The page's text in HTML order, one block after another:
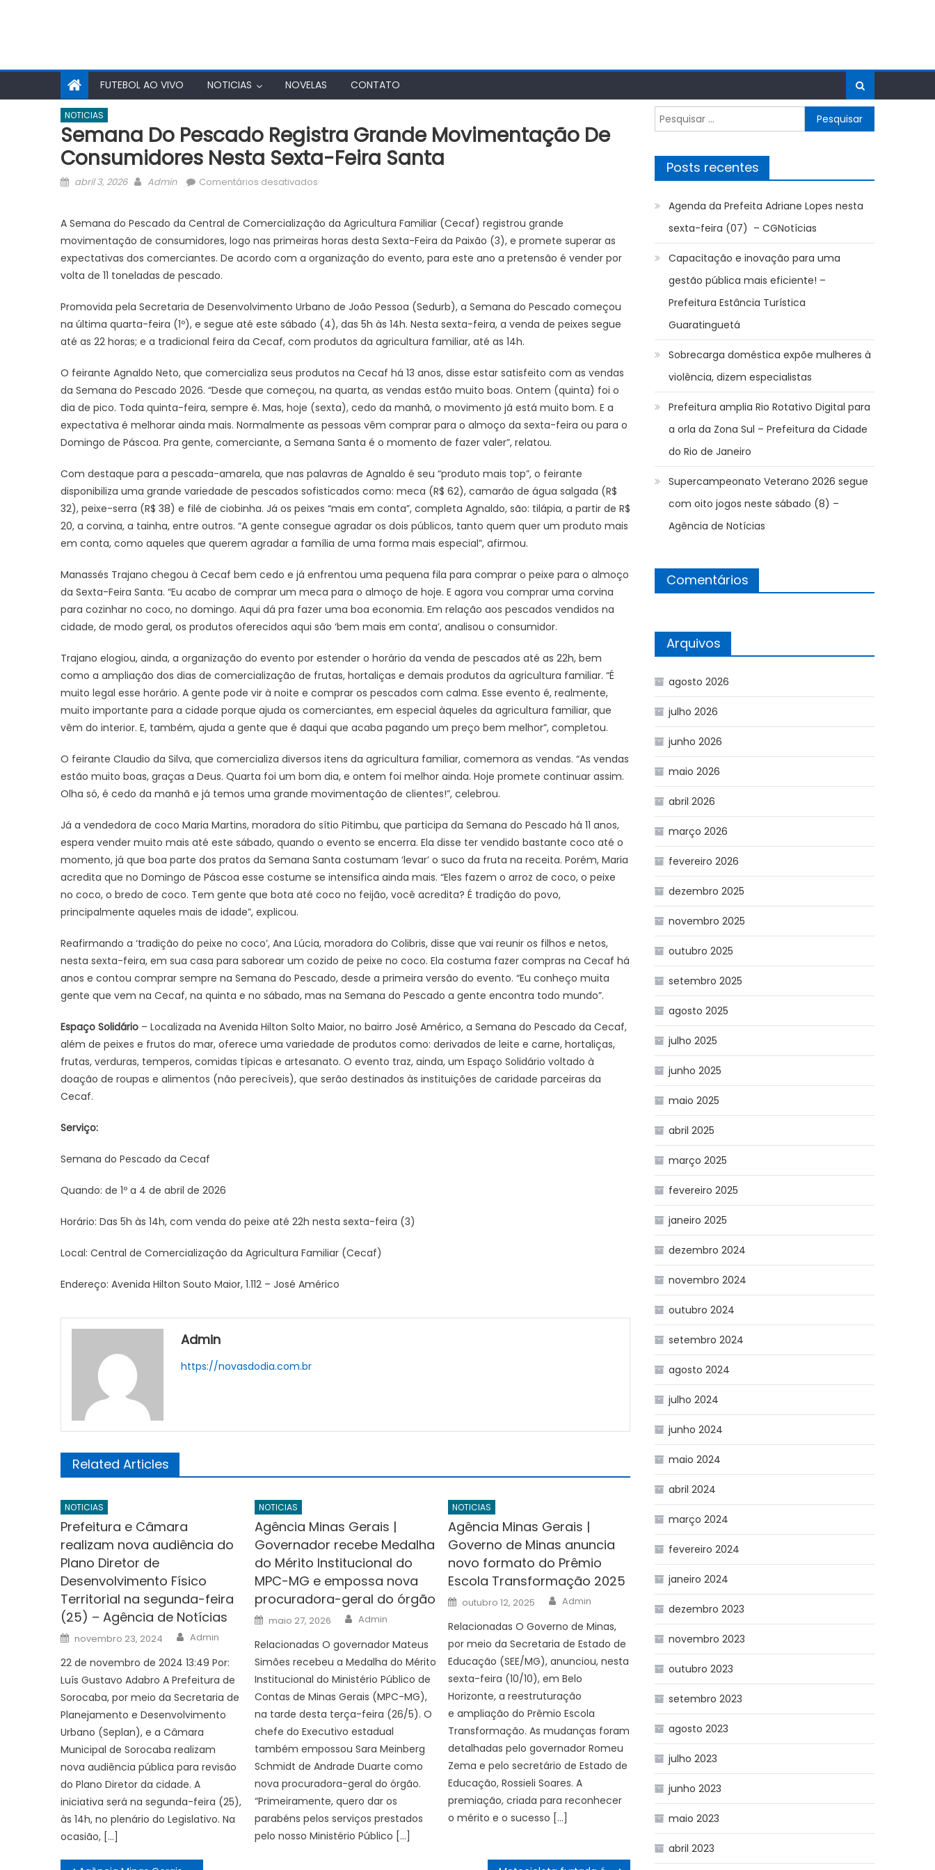
FUTEBOL AO VIVO NOTICIAS NOVELAS CONTATO
NOTICIAS
Semana Do Pescado Registra Grande Movimentação De
Consumidores Nesta Sexta-Feira Santa
Posted
abril 3, 2026 Author
Admin Comentários desativados
Pescado
registra
grande
consumidores
nesta
Sexta-
Santa
A Semana do Pescado da Central de Comercialização da Agricultura Familiar (Cecaf) registrou grande
movimentação de consumidores, logo nas primeiras horas desta Sexta-Feira da Paixão (3), e promete superar as
expectativas dos comerciantes. De acordo com a organização do evento, para este ano a pretensão é vender por
volta de 11 toneladas de pescado.
Promovida pela Secretaria de Desenvolvimento Urbano de João Pessoa (Sedurb), a Semana do Pescado começou
na última quarta-feira (1º), e segue até este sábado (4), das 5h às 14h. Nesta sexta-feira, a venda de peixes segue
até as 22 horas; e a tradicional feira da Cecaf, com produtos da agricultura familiar, até as 14h.
O feirante Agnaldo Neto, que comercializa seus produtos na Cecaf há 13 anos, disse estar satisfeito com as vendas
da Semana do Pescado 2026. “Desde que começou, na quarta, as vendas estão muito boas. Ontem (quinta) foi o
dia de pico. Toda quinta-feira, sempre é. Mas, hoje (sexta), cedo da manhã, o movimento já está muito bom. E a
expectativa é melhorar ainda mais. Normalmente as pessoas vêm comprar para o almoço da sexta-feira ou para o
Domingo de Páscoa. Pra gente, comerciante, a Semana Santa é o momento de fazer valer”, relatou.
Com destaque para a pescada-amarela, que nas palavras de Agnaldo é seu “produto mais top”, o feirante
disponibiliza uma grande variedade de pescados sofisticados como: meca (R$ 62), camarão de água salgada (R$
32), peixe-serra (R$ 38) e filé de ciobinha. Já os peixes “mais em conta”, completa Agnaldo, são: tilápia, a partir de R$
20, a corvina, a tainha, entre outros. “A gente consegue agradar os dois públicos, tanto quem quer um produto mais
em conta, como aqueles que querem agradar a família de uma forma mais especial”, afirmou.
Manassés Trajano chegou à Cecaf bem cedo e já enfrentou uma pequena fila para comprar o peixe para o almoço
da Sexta-Feira Santa. “Eu acabo de comprar um meca para o almoço de hoje. E agora vou comprar uma corvina
para cozinhar no coco, no domingo. Aqui dá pra fazer uma boa economia. Em relação aos pescados vendidos na
cidade, de modo geral, os produtos oferecidos aqui são ‘bem mais em conta’, analisou o consumidor.
Trajano elogiou, ainda, a organização do evento por estender o horário da venda de pescados até as 22h, bem
como a ampliação dos dias de comercialização de frutas, hortaliças e demais produtos da agricultura familiar. “É
muito legal esse horário. A gente pode vir à noite e comprar os pescados com calma. Esse evento é, realmente,
muito importante para a cidade porque ajuda os comerciantes, em especial àqueles da agricultura familiar, que
vêm do interior. E, também, ajuda a gente que é daqui que acaba pagando um preço bem melhor”, completou.
O feirante Claudio da Silva, que comercializa diversos itens da agricultura familiar, comemora as vendas. “As vendas
estão muito boas, graças a Deus. Quarta foi um bom dia, e ontem foi melhor ainda. Hoje promete continuar assim.
Olha só, é cedo da manhã e já temos uma grande movimentação de clientes!”, celebrou.
Já a vendedora de coco Maria Martins, moradora do sítio Pitimbu, que participa da Semana do Pescado há 11 anos,
espera vender muito mais até este sábado, quando o evento se encerra. Ela disse ter vendido bastante coco até o
momento, já que boa parte dos pratos da Semana Santa costumam ‘levar’ o suco da fruta na receita. Porém, Maria
acredita que no Domingo de Páscoa esse costume se intensifica ainda mais. “Eles fazem o arroz de coco, o peixe
no coco, o bredo de coco. Tem gente que bota até coco no feijão, você acredita? É tradição do povo,
principalmente aqueles mais de idade”, explicou.
Reafirmando a ‘tradição do peixe no coco’, Ana Lúcia, moradora do Colibris, disse que vai reunir os filhos e netos,
nesta sexta-feira, em sua casa para saborear um cozido de peixe no coco. Ela costuma fazer compras na Cecaf há
anos e contou comprar sempre na Semana do Pescado, desde a primeira versão do evento. “Eu conheço muita
gente que vem na Cecaf, na quinta e no sábado, mas na Semana do Pescado a gente encontra todo mundo”.
Espaço Solidário – Localizada na Avenida Hilton Solto Maior, no bairro José Américo, a Semana do Pescado da Cecaf,
além de peixes e frutos do mar, oferece uma variedade de produtos como: derivados de leite e carne, hortaliças,
frutas, verduras, temperos, comidas típicas e artesanato. O evento traz, ainda, um Espaço Solidário voltado à
doação de roupas e alimentos (não perecíveis), que serão destinados às instituições de caridade parceiras da
Cecaf.
Serviço:
Semana do Pescado da Cecaf
Quando: de 1º a 4 de abril de 2026
Horário: Das 5h às 14h, com venda do peixe até 22h nesta sexta-feira (3)
Local: Central de Comercialização da Agricultura Familiar (Cecaf)
Endereço: Avenida Hilton Souto Maior, 1.112 – José Américo
Admin
https://novasdodia.com.br
Related Articles
NOTICIAS
Prefeitura e Câmara
realizam nova audiência do
Plano Diretor de
Desenvolvimento Físico
Territorial na segunda-feira
(25) – Agência de Notícias
Posted
on
novembro 23, 2024 Author
Admin
22 de novembro de 2024 13:49 Por:
Luís Gustavo Adabro A Prefeitura de
Sorocaba, por meio da Secretaria de
Planejamento e Desenvolvimento
Urbano (Seplan), e a Câmara
Municipal de Sorocaba realizam
nova audiência pública para revisão
do Plano Diretor da cidade. A
iniciativa será na segunda-feira (25),
às 14h, no plenário do Legislativo. Na
ocasião, […]
NOTICIAS
Agência Minas Gerais |
Governador recebe Medalha
do Mérito Institucional do
MPC-MG e empossa nova
procuradora-geral do órgão
Posted
on
maio 27, 2026 Author
Admin
Relacionadas O governador Mateus
Simões recebeu a Medalha do Mérito
Institucional do Ministério Público de
Contas de Minas Gerais (MPC-MG),
na tarde desta terça-feira (26/5). O
chefe do Executivo estadual
também empossou Sara Meinberg
Schmidt de Andrade Duarte como
nova procuradora-geral do órgão.
“Primeiramente, quero dar os
parabéns pelos serviços prestados
pelo nosso Ministério Público […]
NOTICIAS
Agência Minas Gerais |
Governo de Minas anuncia
novo formato do Prêmio
Escola Transformação 2025
Posted
on
outubro 12, 2025 Author
Admin
Relacionadas O Governo de Minas,
por meio da Secretaria de Estado de
Educação (SEE/MG), anunciou, nesta
sexta-feira (10/10), em Belo
Horizonte, a reestruturação
e ampliação do Prêmio Escola
Transformação. As mudanças foram
detalhadas pelo governador Romeu
Zema e pelo secretário de Estado de
Educação, Rossieli Soares. A
premiação, criada para reconhecer
o mérito e o sucesso […]
Pesquisar
por:
Posts recentes
Agenda da Prefeita Adriane Lopes nesta
sexta-feira (07) – CGNotícias
Capacitação e inovação para uma
gestão pública mais eficiente! –
Prefeitura Estância Turística
Guaratinguetá
Sobrecarga doméstica expõe mulheres à
violência, dizem especialistas
Prefeitura amplia Rio Rotativo Digital para
a orla da Zona Sul – Prefeitura da Cidade
do Rio de Janeiro
Supercampeonato Veterano 2026 segue
com oito jogos neste sábado (8) –
Agência de Notícias
Comentários
Arquivos
agosto 2026
julho 2026
junho 2026
maio 2026
abril 2026
março 2026
fevereiro 2026
dezembro 2025
novembro 2025
outubro 2025
setembro 2025
agosto 2025
julho 2025
junho 2025
maio 2025
abril 2025
março 2025
fevereiro 2025
janeiro 2025
dezembro 2024
novembro 2024
outubro 2024
setembro 2024
agosto 2024
julho 2024
junho 2024
maio 2024
abril 2024
março 2024
fevereiro 2024
janeiro 2024
dezembro 2023
novembro 2023
outubro 2023
setembro 2023
agosto 2023
julho 2023
junho 2023
maio 2023
abril 2023